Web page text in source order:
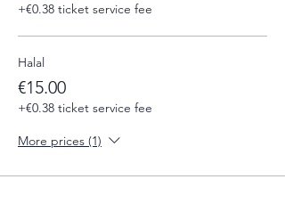
+€0.38 ticket service fee
Halal
€15.00
+€0.38 ticket service fee
More prices (1)